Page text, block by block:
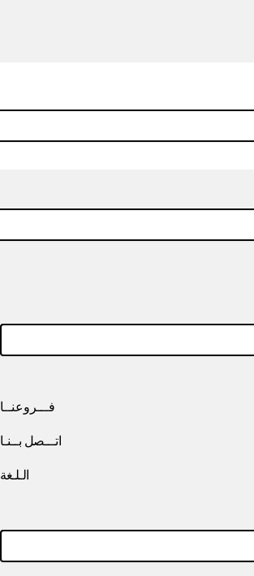
فـــروعنــا
اتـــصل بــنـا
الـلـغة